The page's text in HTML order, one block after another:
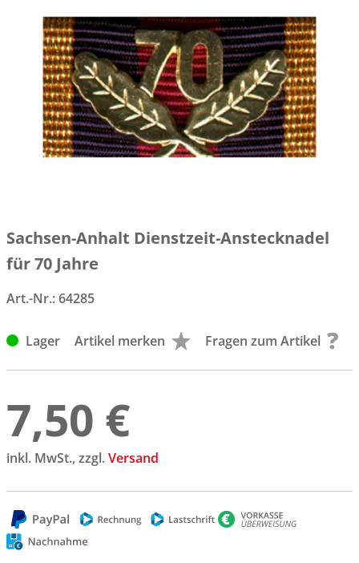
Sachsen-Anhalt Dienstzeit-Anstecknadel
für 70 Jahre
Art.-Nr.:64285
Lager Artikel merken Fragen zum Artikel
7,50 €
inkl. MwSt., zzgl.Versand